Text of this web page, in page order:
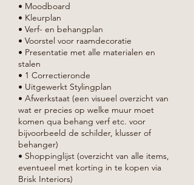
• Moodboard
• Kleurplan
• Verf- en behangplan
• Voorstel voor raamdecoratie
• Presentatie met alle materialen en
stalen
• 1 Correctieronde
• Uitgewerkt Stylingplan
• Afwerkstaat (een visueel overzicht van
wat er precies op welke muur moet
komen qua behang verf etc. voor
bijvoorbeeld de schilder, klusser of
behanger)
• Shoppinglijst (overzicht van alle items,
eventueel met korting in te kopen via
Brisk Interiors)